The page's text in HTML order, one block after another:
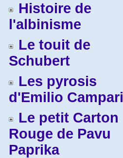
Histoire de
l'albinisme
Le touit de
Schubert
Les pyrosis
d'Emilio Campari
Le petit Carton
Rouge de Pavu
Paprika